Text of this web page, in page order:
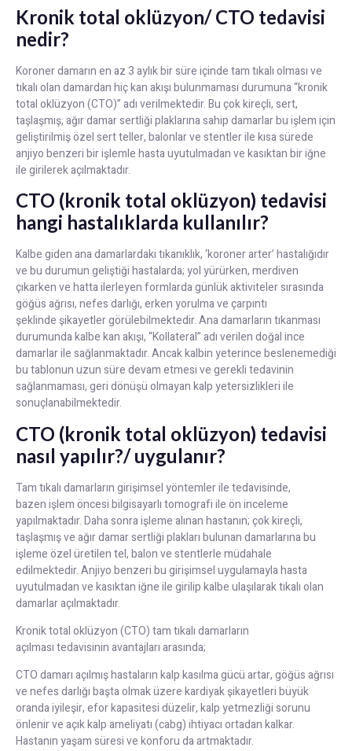
Kronik total oklüzyon/ CTO tedavisi
nedir?
Koroner damarın en az 3 aylık bir süre içinde tam tıkalı olması ve
tıkalı olan damardan hiç kan akışı bulunmaması durumuna “kronik
total oklüzyon (CTO)” adı verilmektedir. Bu çok kireçli, sert,
taşlaşmış, ağır damar sertliği plaklarına sahip damarlar bu işlem için
geliştirilmiş özel sert teller, balonlar ve stentler ile kısa sürede
anjiyo benzeri bir işlemle hasta uyutulmadan ve kasıktan bir iğne
ile girilerek açılmaktadır.
CTO (kronik total oklüzyon) tedavisi
hangi hastalıklarda kullanılır?
Kalbe giden ana damarlardaki tıkanıklık, ‘koroner arter’ hastalığıdır
ve bu durumun geliştiği hastalarda; yol yürürken, merdiven
çıkarken ve hatta ilerleyen formlarda günlük aktiviteler sırasında
göğüs ağrısı, nefes darlığı, erken yorulma ve çarpıntı
şeklinde şikayetler görülebilmektedir. Ana damarların tıkanması
durumunda kalbe kan akışı, “Kollateral” adı verilen doğal ince
damarlar ile sağlanmaktadır. Ancak kalbin yeterince beslenemediği
bu tablonun uzun süre devam etmesi ve gerekli tedavinin
sağlanmaması, geri dönüşü olmayan kalp yetersizlikleri ile
sonuçlanabilmektedir.
CTO (kronik total oklüzyon) tedavisi
nasıl yapılır?/ uygulanır?
Tam tıkalı damarların girişimsel yöntemler ile tedavisinde,
bazen işlem öncesi bilgisayarlı tomografi ile ön inceleme
yapılmaktadır. Daha sonra işleme alınan hastanın; çok kireçli,
taşlaşmış ve ağır damar sertliği plakları bulunan damarlarına bu
işleme özel üretilen tel, balon ve stentlerle müdahale
edilmektedir. Anjiyo benzeri bu girişimsel uygulamayla hasta
uyutulmadan ve kasıktan iğne ile girilip kalbe ulaşılarak tıkalı olan
damarlar açılmaktadır.
Kronik total oklüzyon (CTO) tam tıkalı damarların
açılması tedavisinin avantajları arasında;
CTO damarı açılmış hastaların kalp kasılma gücü artar, göğüs ağrısı
ve nefes darlığı başta olmak üzere kardiyak şikayetleri büyük
oranda iyileşir, efor kapasitesi düzelir, kalp yetmezliği sorunu
önlenir ve açık kalp ameliyatı (cabg) ihtiyacı ortadan kalkar.
Hastanın yaşam süresi ve konforu da artmaktadır.